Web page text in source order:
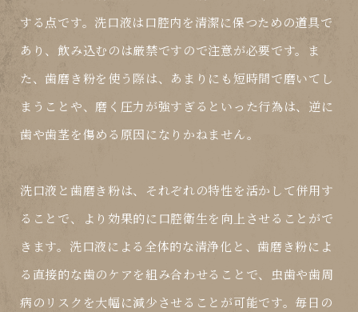
する点です。洗口液は口腔内を清潔に保つための道具で
あり、飲み込むのは厳禁ですので注意が必要です。ま
た、歯磨き粉を使う際は、あまりにも短時間で磨いてし
まうことや、磨く圧力が強すぎるといった行為は、逆に
歯や歯茎を傷める原因になりかねません。
洗口液と歯磨き粉は、それぞれの特性を活かして併用す
ることで、より効果的に口腔衛生を向上させることがで
きます。洗口液による全体的な清浄化と、歯磨き粉によ
る直接的な歯のケアを組み合わせることで、虫歯や歯周
病のリスクを大幅に減少させることが可能です。毎日の